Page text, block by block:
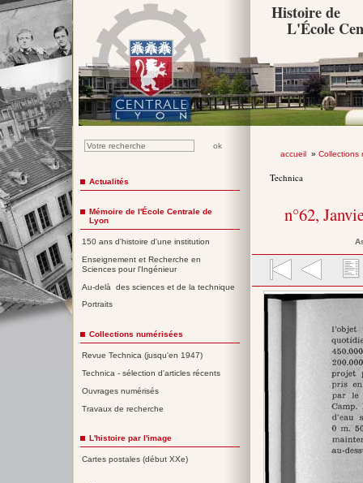
Histoire de
L'École
accueil» Collections
Technica
n°62,
Actualités
Mémoire de l'École Centrale de
Lyon
150 ans d'histoire d'une institution
Enseignement et Recherche en
Sciences pour l'Ingénieur
Au-delà des sciences et de la technique
Portraits
Collections numérisées
Revue Technica (jusqu'en 1947)
Technica - sélection d'articles récents
Ouvrages numérisés
Travaux de recherche
L'histoire par l'image
Cartes postales (début XXe)